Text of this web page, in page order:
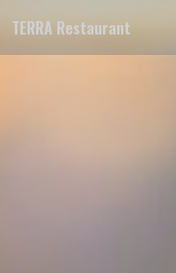
TERRA Restaurant